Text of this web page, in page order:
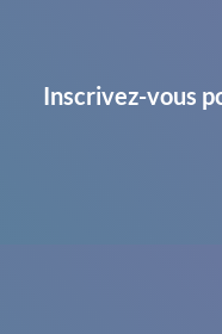
Inscrivez-vous